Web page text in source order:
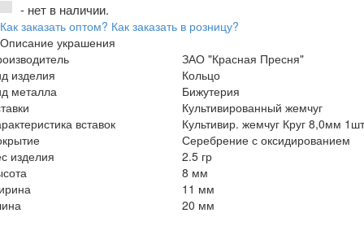
- нет в наличии.
Как заказать оптом? Как заказать в розницу?
Описание украшения
ЗАО "Красная Пресня"
изделия
Кольцо
металла
Бижутерия
Культивированный жемчуг
вставок
Культивир. жемчуг Круг 8,0мм 1шт
Серебрение с оксидированием
изделия
2.5 гр
8 мм
11 мм
20 мм